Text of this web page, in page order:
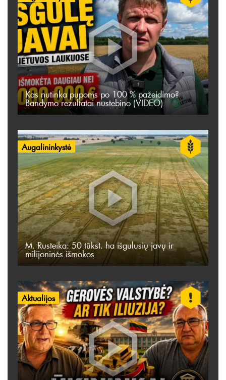
Kas nutinka pupoms po 100 % pažeidimo?
Bandymo rezultatai nustebino (VIDEO)
Augalininkystė
M. Rusteika: 50 tūkst. ha išgulusių javų ir
milijoninės išmokos
Aktualijos